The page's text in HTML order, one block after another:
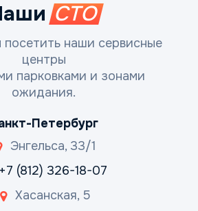
СТО
наши сервисные
центры
парковками и зонами
ожидания.
Петербург
Энгельса, 33/1
+7 (812) 326-18-07
Хасанская, 5